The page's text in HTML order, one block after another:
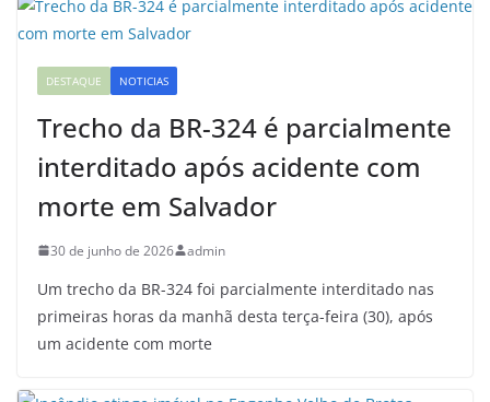
DESTAQUE NOTICIAS
Trecho da BR-324 é parcialmente
interditado após acidente com
morte em Salvador
30 de junho de 2026 admin
Um trecho da BR-324 foi parcialmente interditado nas
primeiras horas da manhã desta terça-feira (30), após
um acidente com morte